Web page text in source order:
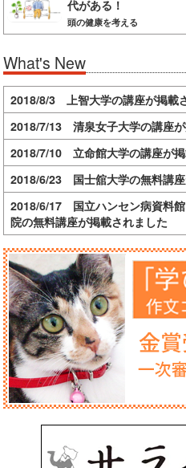
代がある！
頭の健康を考える
What's New
2018/8/3 上智大学の講座が掲載
2018/7/13 清泉女子大学の講座
2018/7/10 立命館大学の講座が
2018/6/23 国士舘大学の無料講
2018/6/17 国立ハンセン病資料
院の無料講座が掲載されました